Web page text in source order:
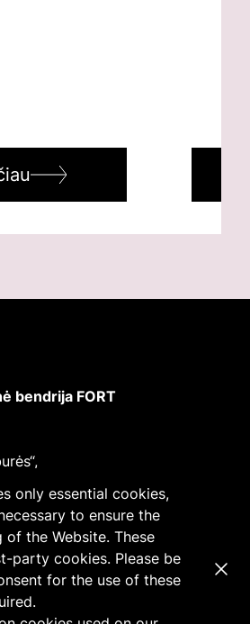
only essential cookies,
to ensure the
the Website. These
party cookies. Please be
for the use of these
bendrija FORT
politika